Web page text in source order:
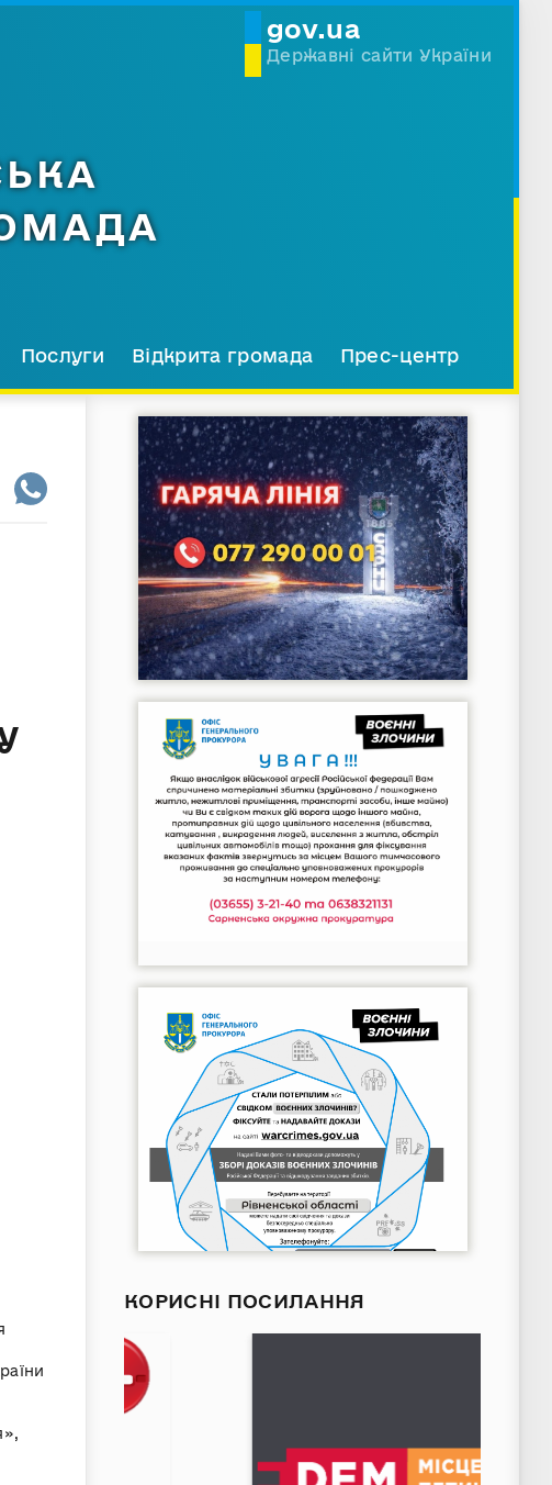
gov.ua
Державні сайти України
Послуги Відкрита громада Прес-центр
КОРИСНІ ПОСИЛАННЯ